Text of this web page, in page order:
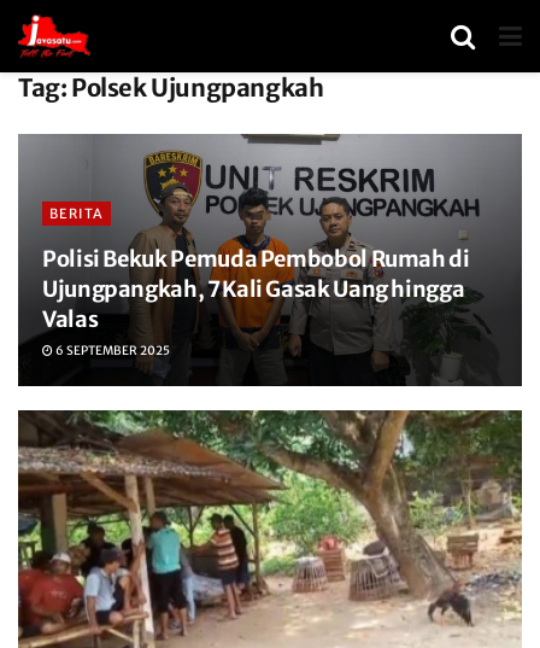
Tag: Polsek Ujungpangkah
BERITA
Polisi Bekuk Pemuda Pembobol Rumah di
Ujungpangkah, 7 Kali Gasak Uang hingga
Valas
6 SEPTEMBER 2025